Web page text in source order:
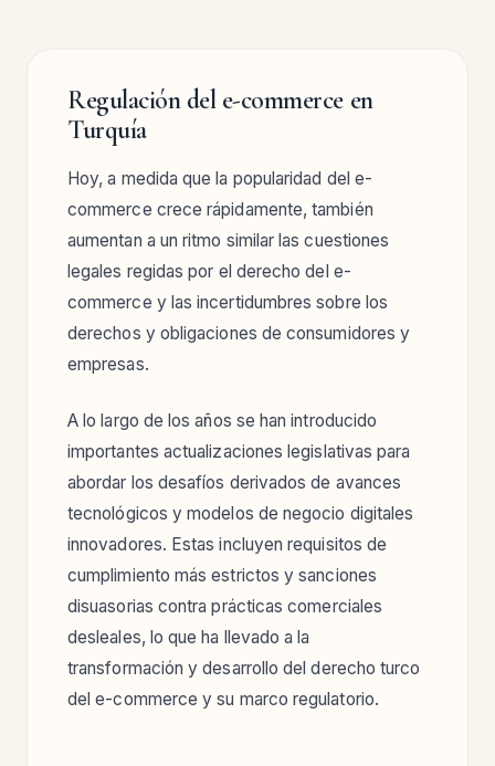
Regulación del e-commerce en
Turquía
Hoy, a medida que la popularidad del e-
commerce crece rápidamente, también
aumentan a un ritmo similar las cuestiones
legales regidas por el derecho del e-
commerce y las incertidumbres sobre los
derechos y obligaciones de consumidores y
empresas.
A lo largo de los años se han introducido
importantes actualizaciones legislativas para
abordar los desafíos derivados de avances
tecnológicos y modelos de negocio digitales
innovadores. Estas incluyen requisitos de
cumplimiento más estrictos y sanciones
disuasorias contra prácticas comerciales
desleales, lo que ha llevado a la
transformación y desarrollo del derecho turco
del e-commerce y su marco regulatorio.